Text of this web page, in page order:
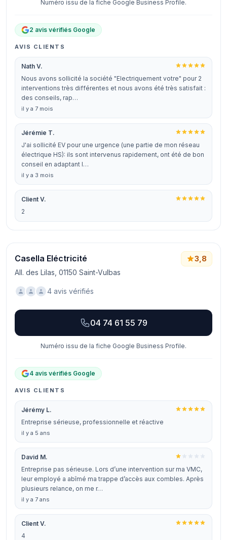
Numéro issu de la fiche Google Business Profile.
2 avis vérifiés Google
AVIS CLIENTS
Nath V.
Nous avons sollicité la société "Electriquement votre" pour 2
interventions très différentes et nous avons été très satisfait :
des conseils, rap…
il y a 7 mois
Jérémie T.
J'ai sollicité EV pour une urgence (une partie de mon réseau
électrique HS): ils sont intervenus rapidement, ont été de bon
conseil en adaptant l…
il y a 3 mois
Client V.
2
Casella Eléctricité
All. des Lilas, 01150 Saint-Vulbas
3,8
4 avis vérifiés
04 74 61 55 79
Numéro issu de la fiche Google Business Profile.
4 avis vérifiés Google
AVIS CLIENTS
Jérémy L.
Entreprise sérieuse, professionnelle et réactive
il y a 5 ans
David M.
Entreprise pas sérieuse. Lors d’une intervention sur ma VMC,
leur employé a abîmé ma trappe d’accès aux combles. Après
plusieurs relance, on me r…
il y a 7 ans
Client V.
4